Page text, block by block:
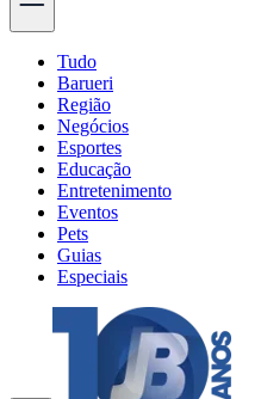
Tudo
Barueri
Região
Negócios
Esportes
Educação
Entretenimento
Eventos
Pets
Guias
Especiais
Explore Tudo
Últimas Notícias
Previsão do Tempo
Trânsito e Rotas